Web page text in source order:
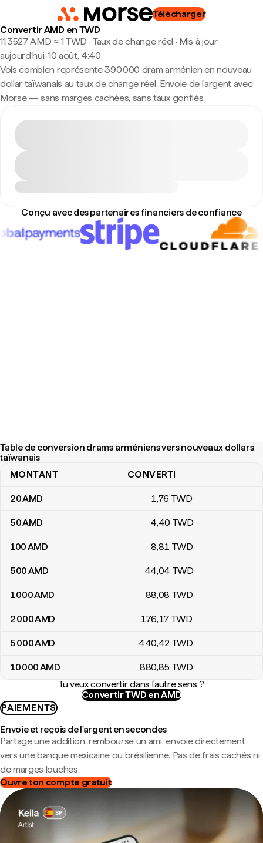
Télécharger
Convertir AMD en TWD
11,3527 AMD ≈ 1 TWD · Taux de change réel · Mis à jour
aujourd’hui, 10 août, 4:40
Vois combien représente 390 000 dram arménien en nouveau
dollar taïwanais au taux de change réel. Envoie de l'argent avec
Morse — sans marges cachées, sans taux gonflés.
Conçu avec des partenaires financiers de confiance
Table de conversion drams arméniens vers nouveaux dollars
taïwanais
Table de conversion drams arméniens vers nouveaux dollars
MONTANT CONVERTI
20AMD 1,76 TWD
50AMD 4,40 TWD
100AMD 8,81 TWD
500AMD 44,04 TWD
1 000AMD 88,08 TWD
2 000AMD 176,17 TWD
5 000AMD 440,42 TWD
10 000AMD 880,85 TWD
Tu veux convertir dans l'autre sens ?
Convertir TWD en AMD
PAIEMENTS
Envoie et reçois de l'argent en secondes
Partage une addition, rembourse un ami, envoie directement
vers une banque mexicaine ou brésilienne. Pas de frais cachés ni
de marges louches.
Ouvre ton compte gratuit